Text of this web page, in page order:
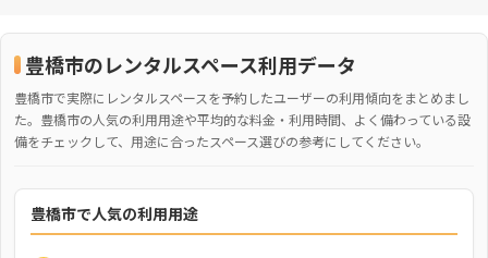
豊橋市のレンタルスペース利用データ
豊橋市で実際にレンタルスペースを予約したユーザーの利用傾向をまとめまし
た。豊橋市の人気の利用用途や平均的な料金・利用時間、よく備わっている設
備をチェックして、用途に合ったスペース選びの参考にしてください。
豊橋市で人気の利用用途